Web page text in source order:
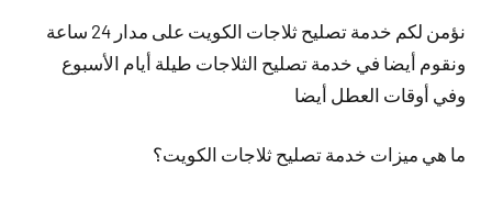
نؤمن لكم خدمة تصليح ثلاجات الكويت على مدار 24 ساعة
ونقوم أيضا في خدمة تصليح الثلاجات طيلة أيام الأسبوع
وفي أوقات العطل أيضا
ما هي ميزات خدمة تصليح ثلاجات الكويت؟